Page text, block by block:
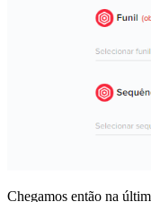
Chegamos então na